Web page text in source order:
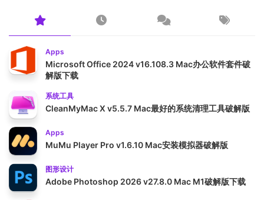
Apps
Microsoft Office 2024 v16.108.3 Mac办公软件套件破
解版下载
系统工具
CleanMyMac X v5.5.7 Mac最好的系统清理工具破解版
Apps
MuMu Player Pro v1.6.10 Mac安装模拟器破解版
图形设计
Adobe Photoshop 2026 v27.8.0 Mac M1破解版下载